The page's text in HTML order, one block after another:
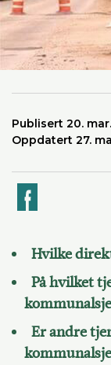
Publisert 20.
Oppdatert 27.
Hvilke
På hvilket
Er andre